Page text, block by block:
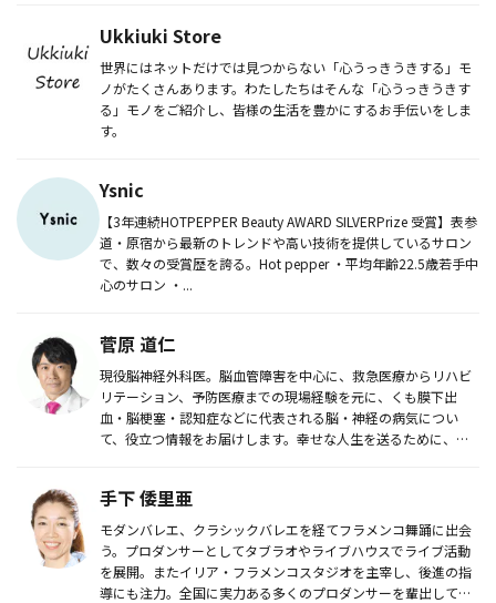
Ukkiuki Store
世界にはネットだけでは見つからない「心うっきうきする」モ
ノがたくさんあります。わたしたちはそんな「心うっきうきす
る」モノをご紹介し、皆様の生活を豊かにするお手伝いをしま
す。
Ysnic
【3年連続HOTPEPPER Beauty AWARD SILVERPrize 受賞】表参
道・原宿から最新のトレンドや高い技術を提供しているサロン
で、数々の受賞歴を誇る。Hot pepper ・平均年齢22.5歳若手中
心のサロン ・...
菅原 道仁
現役脳神経外科医。脳血管障害を中心に、救急医療からリハビ
リテーション、予防医療までの現場経験を元に、くも膜下出
血・脳梗塞・認知症などに代表される脳・神経の病気につい
て、役立つ情報をお届けします。幸せな人生を送るために、ど
手下 倭里亜
モダンバレエ、クラシックバレエを経てフラメンコ舞踊に出会
う。プロダンサーとしてタブラオやライブハウスでライブ活動
を展開。またイリア・フラメンコスタジオを主宰し、後進の指
導にも注力。全国に実力ある多くのプロダンサーを輩出してい